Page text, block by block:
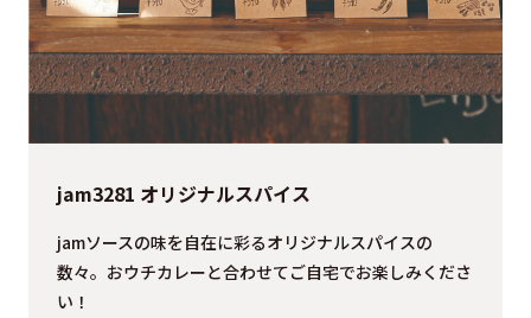
jam3281 オリジナルスパイス
jamソースの味を自在に彩るオリジナルスパイスの
数々。おウチカレーと合わせてご自宅でお楽しみくださ
い！